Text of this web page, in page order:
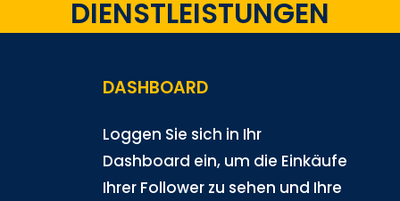
DIENSTLEISTUNGEN
DASHBOARD
Loggen Sie sich in Ihr
Dashboard ein, um die Einkäufe
Ihrer Follower zu sehen und Ihre